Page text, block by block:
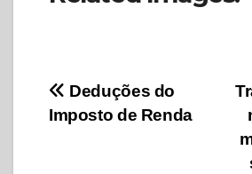
Navegação
de
Deduções do
Imposto de Renda